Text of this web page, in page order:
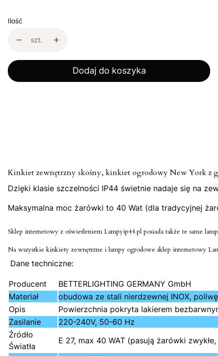
Ilość
szt.
Dodaj do koszyka
Kinkiet zewnętrzny skośny, kinkiet ogrodowy New York z
Dzięki klasie szczelności IP44 świetnie nadaje się na
Maksymalna moc żarówki to 40 Wat (dla tradycyjnej
Sklep internetowy z oświetleniem Lampyip44.pl posiada także te same
Na wszystkie kinkiety zewnętrzne i lampy ogrodowe sklep internetowy
Dane techniczne:
Producent
BETTERLIGHTING GERMANY GmbH
Materiał
obudowa ze stali nierdzewnej INOX,
Opis
Powierzchnia pokryta lakierem
Zasilanie
220-240V, 50-60 Hz
Źródło
Światła
E 27, max 40 WAT (pasują żarówki